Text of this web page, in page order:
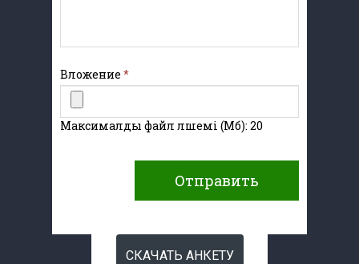
Вложение *
Максималды файл өлшемі (Мб): 20
Отправить
СКАЧАТЬ АНКЕТУ